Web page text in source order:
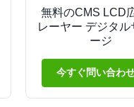
無料のCMS LCD
レーヤー デジタル
ージ
今すぐ問い合わ